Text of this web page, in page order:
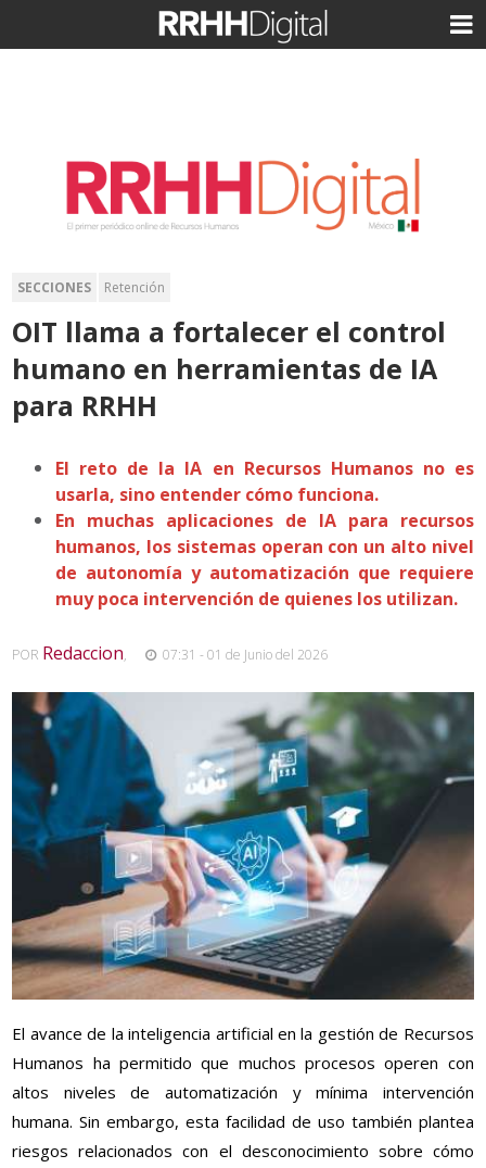
SECCIONES Retención
OIT llama a fortalecer el control
humano en herramientas de IA
para RRHH
El reto de la IA en Recursos Humanos no es
usarla, sino entender cómo funciona.
En muchas aplicaciones de IA para recursos
humanos, los sistemas operan con un alto nivel
de autonomía y automatización que requiere
muy poca intervención de quienes los utilizan.
POR Redaccion, 07:31 - 01 de Junio del 2026
El avance de la inteligencia artificial en la gestión de Recursos
Humanos ha permitido que muchos procesos operen con
altos niveles de automatización y mínima intervención
humana. Sin embargo, esta facilidad de uso también plantea
riesgos relacionados con el desconocimiento sobre cómo